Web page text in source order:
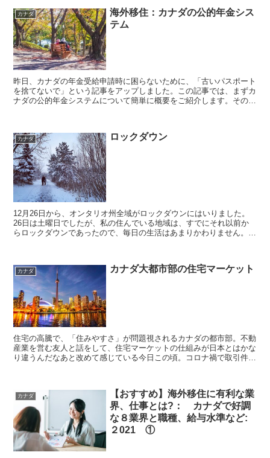
カナダ
海外移住：カナダの公的年金シス
テム
昨日、カナダの年金受給申請時に困らないために、「古いパスポート
を捨てないで」という記事をアップしました。この記事では、まずカ
ナダの公的年金システムについて簡単に概要をご紹介します。そのう
カナダ ロックダウン
12月26日から、オンタリオ州全域がロックダウンにはいりました。
26日は土曜日でしたが、私の住んでいる地域は、すでにそれ以前か
らロックダウンであったので、毎日の生活はあまりかわりません。ク
カナダ カナダ大都市部の住宅マーケット
住宅の高騰で、「住みやすさ」が問題視されるカナダの都市部。不動
産業を営む友人と話をして、住宅マーケットの仕組みが日本とはかな
り違うんだなあと改めて感じている今日この頃。コロナ禍で取引件数
カナダ
【おすすめ】海外移住に有利な業
界、仕事とは?： カナダで好調
な８業界と職種、給与水準など:
２021 ①